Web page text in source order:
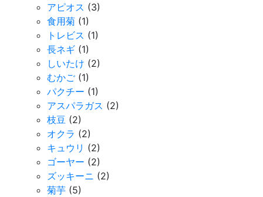
アピオス (3)
食用菊 (1)
トレビス (1)
長ネギ (1)
しいたけ (2)
むかご (1)
パクチー (1)
アスパラガス (2)
枝豆 (2)
オクラ (2)
キュウリ (2)
ゴーヤー (2)
ズッキーニ (2)
菊芋 (5)